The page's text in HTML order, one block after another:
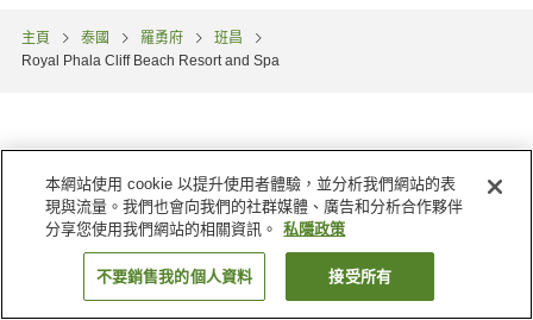
主頁 泰國 羅勇府
班昌
Royal Phala Cliff Beach Resort and Spa
找客房
本網站使用 cookie 以提升使用者體驗，並分析我們網站的表
現與流量。我們也會向我們的社群媒體、廣告和分析合作夥伴
分享您使用我們網站的相關資訊。
私隱政策
不要銷售我的個人資料 接受所有